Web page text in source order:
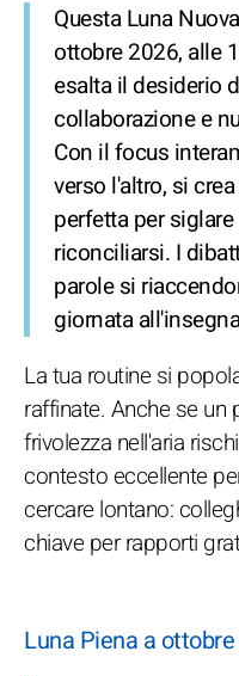
Questa Luna
ottobre 2026, alle
esalta il desiderio
collaborazione e
Con il focus
verso l'altro, si
perfetta per
riconciliarsi. I
parole si
giornata
La tua routine si
raffinate. Anche se un
frivolezza nell'aria
contesto eccellente
cercare lontano:
chiave per rapporti
Luna Piena a